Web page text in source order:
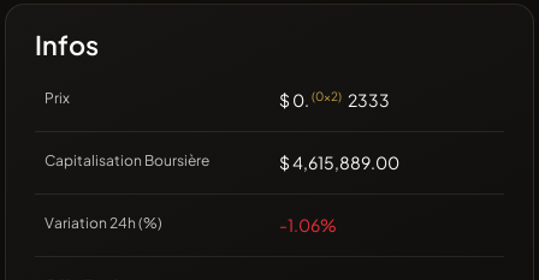
Infos
Prix $ 0. (0x2) 2333
Capitalisation Boursière $ 4,615,889.00
Variation 24h (%) -1.06%